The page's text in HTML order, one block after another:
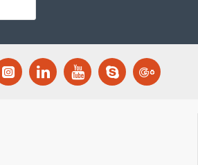
ambalajında güneş ve